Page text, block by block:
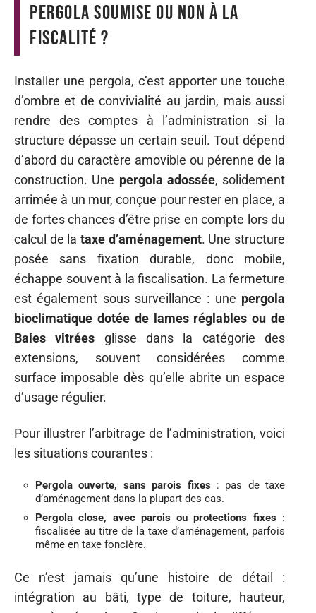
pergola soumise ou non à la
fiscalité ?
Installer une pergola, c’est apporter une touche
d’ombre et de convivialité au jardin, mais aussi
rendre des comptes à l’administration si la
structure dépasse un certain seuil. Tout dépend
d’abord du caractère amovible ou pérenne de la
construction. Une pergola adossée, solidement
arrimée à un mur, conçue pour rester en place, a
de fortes chances d’être prise en compte lors du
calcul de la taxe d’aménagement. Une structure
posée sans fixation durable, donc mobile,
échappe souvent à la fiscalisation. La fermeture
est également sous surveillance : une pergola
bioclimatique dotée de lames réglables ou de
Baies vitrées glisse dans la catégorie des
extensions, souvent considérées comme
surface imposable dès qu’elle abrite un espace
d’usage régulier.
Pour illustrer l’arbitrage de l’administration, voici
les situations courantes :
Pergola ouverte, sans parois fixes : pas de taxe
d’aménagement dans la plupart des cas.
Pergola close, avec parois ou protections fixes :
fiscalisée au titre de la taxe d’aménagement, parfois
même en taxe foncière.
Ce n’est jamais qu’une histoire de détail :
intégration au bâti, type de toiture, hauteur,